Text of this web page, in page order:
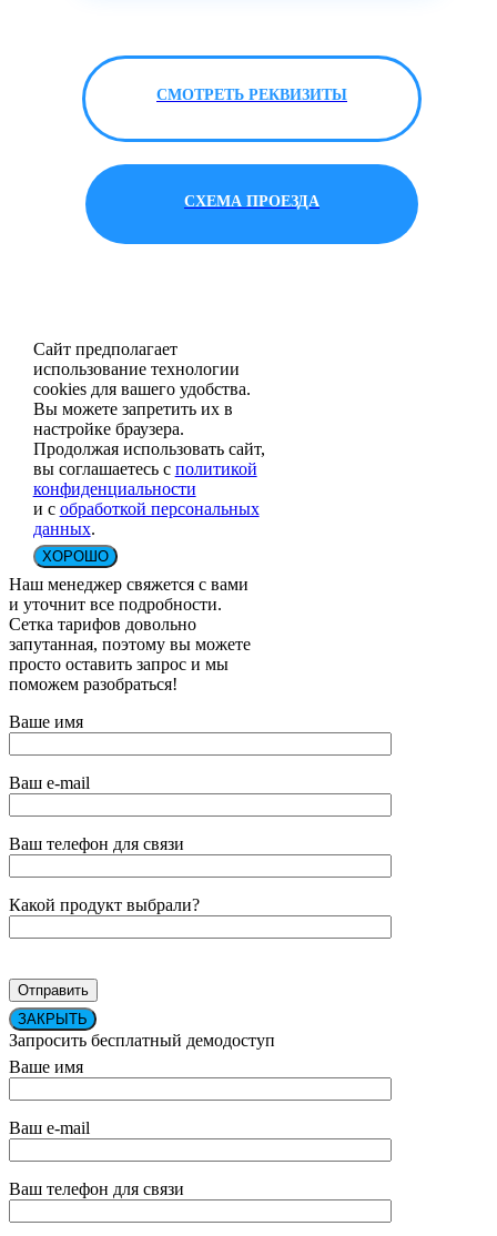
СМОТРЕТЬ РЕКВИЗИТЫ
СХЕМА ПРОЕЗДА
Сайт предполагает
использование технологии
cookies для вашего удобства.
Вы можете запретить их в
настройке браузера.
Продолжая использовать сайт,
вы соглашаетесь с политикой
конфиденциальности
и с обработкой персональных
данных.
ХОРОШО
Наш менеджер свяжется с вами
и уточнит все подробности.
Сетка тарифов довольно
запутанная, поэтому вы можете
просто оставить запрос и мы
поможем разобраться!
Ваше имя
Ваш e-mail
Ваш телефон для связи
Какой продукт выбрали?
ЗАКРЫТЬ
Запросить бесплатный демодоступ
Ваше имя
Ваш e-mail
Ваш телефон для связи